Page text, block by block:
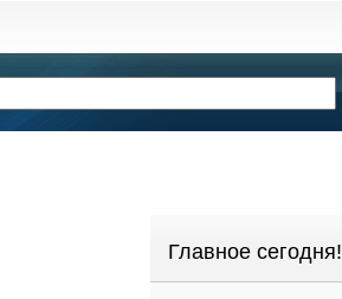
Главное сегодня!